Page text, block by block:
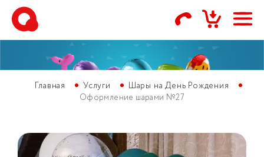
Главная Услуги
Шары на День Рождения
Оформление шарами №27